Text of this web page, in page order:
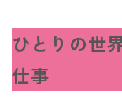
ひとりの世
仕事